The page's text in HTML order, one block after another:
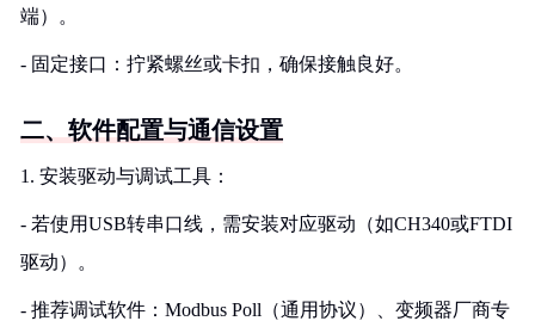
端）。
- 固定接口：拧紧螺丝或卡扣，确保接触良好。
二、软件配置与通信设置
1. 安装驱动与调试工具：
- 若使用USB转串口线，需安装对应驱动（如CH340或FTDI
驱动）。
- 推荐调试软件：Modbus Poll（通用协议）、变频器厂商专